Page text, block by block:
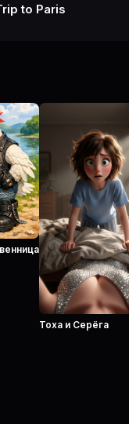
to Paris
Тоха и Серёга